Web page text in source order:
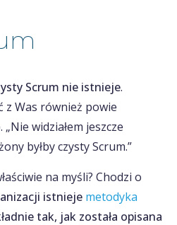
Scrum nie istnieje.
z Was również powie
widziałem jeszcze
byłby czysty Scrum.”
na myśli? Chodzi o
istnieje metodyka
tak, jak została opisana